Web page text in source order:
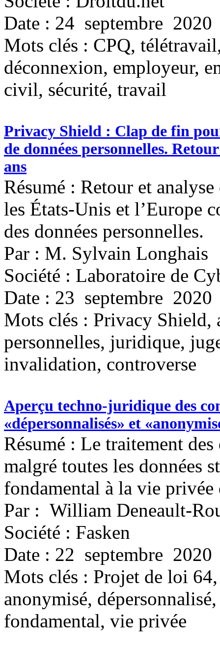
Date : 24 septembre 2020
Mots clés : CPQ,
déconnexion, employeur,
civil, sécurité, travail
Privacy Shield : Clap de fin
de données personnelles.
ans
Résumé : Retour et
les États-Unis et l’Europe
des données personnelles.
Par : M. Sylvain Longhais
Société : Laboratoire de
Date : 23 septembre 2020
Mots clés : Privacy Shield,
personnelles, juridique,
invalidation, controverse
Aperçu techno-juridique des
«dépersonnalisés» et
Résumé : Le traitement
malgré toutes les données
fondamental à la vie
Par : William Deneault-
Société : Fasken
Date : 22 septembre 2020
Mots clés : Projet de loi
anonymisé,
fondamental, vie privée